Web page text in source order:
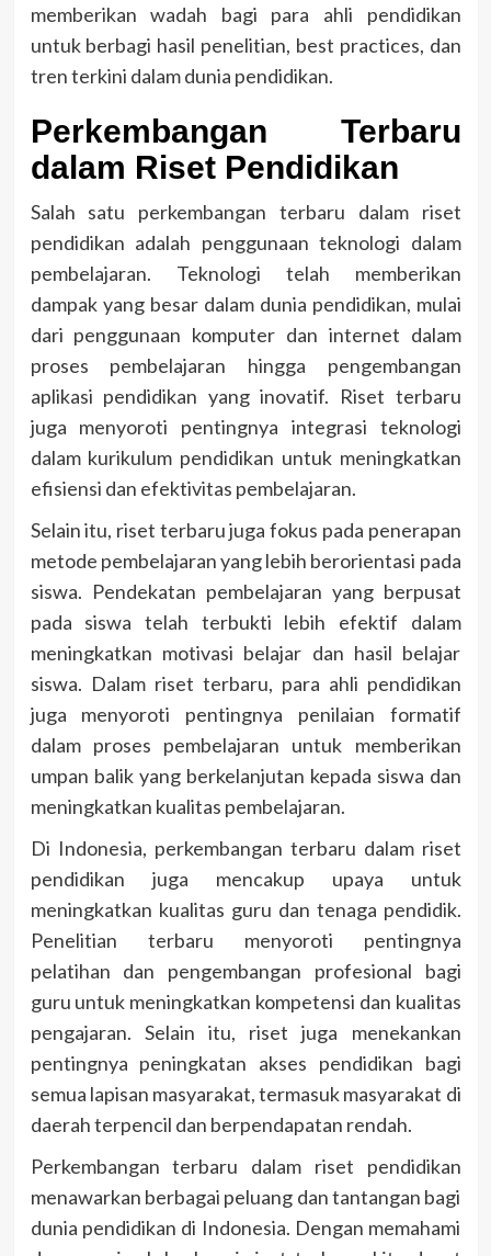
memberikan wadah bagi para ahli pendidikan
untuk berbagi hasil penelitian, best practices, dan
tren terkini dalam dunia pendidikan.
Perkembangan Terbaru
dalam Riset Pendidikan
Salah satu perkembangan terbaru dalam riset
pendidikan adalah penggunaan teknologi dalam
pembelajaran. Teknologi telah memberikan
dampak yang besar dalam dunia pendidikan, mulai
dari penggunaan komputer dan internet dalam
proses pembelajaran hingga pengembangan
aplikasi pendidikan yang inovatif. Riset terbaru
juga menyoroti pentingnya integrasi teknologi
dalam kurikulum pendidikan untuk meningkatkan
efisiensi dan efektivitas pembelajaran.
Selain itu, riset terbaru juga fokus pada penerapan
metode pembelajaran yang lebih berorientasi pada
siswa. Pendekatan pembelajaran yang berpusat
pada siswa telah terbukti lebih efektif dalam
meningkatkan motivasi belajar dan hasil belajar
siswa. Dalam riset terbaru, para ahli pendidikan
juga menyoroti pentingnya penilaian formatif
dalam proses pembelajaran untuk memberikan
umpan balik yang berkelanjutan kepada siswa dan
meningkatkan kualitas pembelajaran.
Di Indonesia, perkembangan terbaru dalam riset
pendidikan juga mencakup upaya untuk
meningkatkan kualitas guru dan tenaga pendidik.
Penelitian terbaru menyoroti pentingnya
pelatihan dan pengembangan profesional bagi
guru untuk meningkatkan kompetensi dan kualitas
pengajaran. Selain itu, riset juga menekankan
pentingnya peningkatan akses pendidikan bagi
semua lapisan masyarakat, termasuk masyarakat di
daerah terpencil dan berpendapatan rendah.
Perkembangan terbaru dalam riset pendidikan
menawarkan berbagai peluang dan tantangan bagi
dunia pendidikan di Indonesia. Dengan memahami